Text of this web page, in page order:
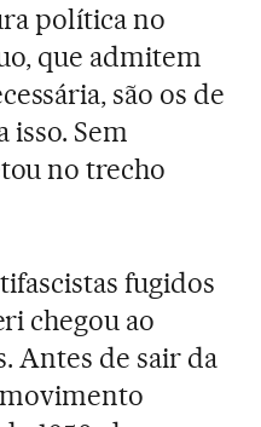
política no
que admitem
são os de
isso. Sem
no trecho
fugidos
chegou ao
Antes de sair da